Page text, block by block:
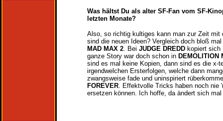
Was hältst Du als alter SF-Fan vom SF-
letzten Monate?
Also, so richtig kultiges kann man zur Zeit mit
sind die neuen Ideen? Vergleich doch bloß mal
MAD MAX 2. Bei JUDGE DREDD kopiert sich
ganze Story war doch schon in DEMOLITION
sind es mal keine Kopien, dann sind es die x-
irgendwelchen Ersterfolgen, welche dann
zwangsweise fade und uninspiriert
FOREVER. Effektvolle Tricks haben noch nie
ersetzen können. Ich hoffe, da ändert sich